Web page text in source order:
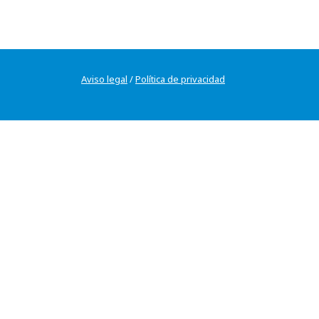
Aviso legal /Política de privacidad